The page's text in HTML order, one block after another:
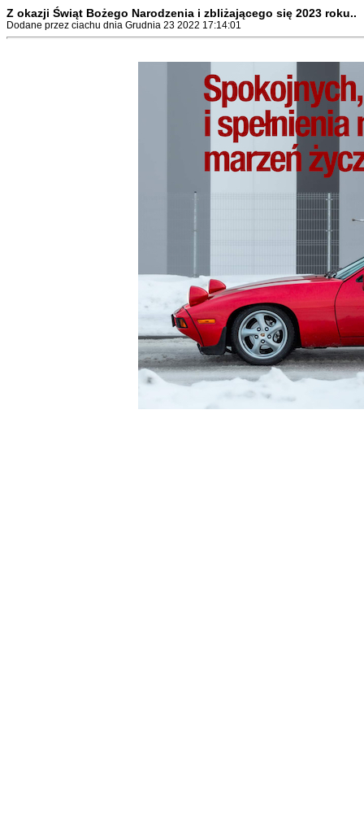
Z okazji Świąt Bożego Narodzenia i zbliżającego się 2023 roku..
Dodane przez ciachu dnia Grudnia 23 2022 17:14:01